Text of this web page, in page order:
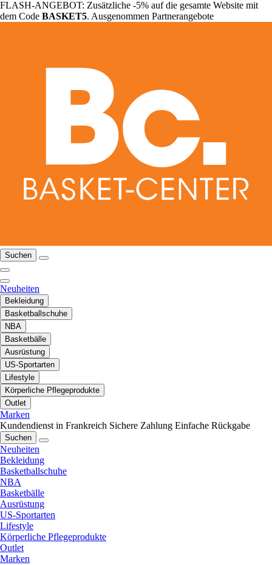
FLASH-ANGEBOT: Zusätzliche -5% auf die gesamte Website mit
dem Code BASKET5. Ausgenommen Partnerangebote
Suchen
Neuheiten
Bekleidung
Basketballschuhe
NBA
Basketbälle
Ausrüstung
US-Sportarten
Lifestyle
Körperliche Pflegeprodukte
Outlet
Marken
Kundendienst in Frankreich Sichere Zahlung Einfache Rückgabe
Suchen
Neuheiten
Bekleidung
Basketballschuhe
NBA
Basketbälle
Ausrüstung
US-Sportarten
Lifestyle
Körperliche Pflegeprodukte
Outlet
Marken